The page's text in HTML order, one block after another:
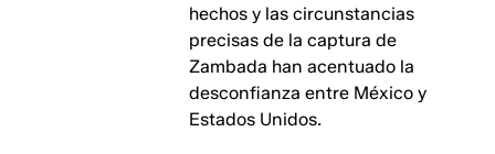
hechos y las circunstancias
precisas de la captura de
Zambada han acentuado la
desconfianza entre México y
Estados Unidos.